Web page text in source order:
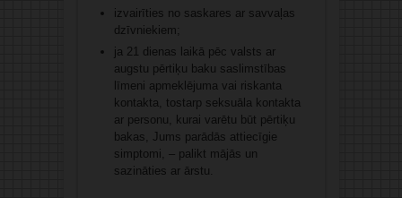
izvairīties no saskares ar savvaļas
dzīvniekiem;
ja 21 dienas laikā pēc valsts ar
augstu pērtiķu baku saslimstības
līmeni apmeklējuma vai riskanta
kontakta, tostarp seksuāla kontakta
ar personu, kurai varētu būt pērtiķu
bakas, Jums parādās attiecīgie
simptomi, – palikt mājās un
sazināties ar ārstu.